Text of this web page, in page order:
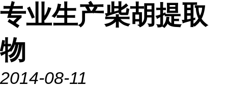
专业生产柴胡提取
物
2014-08-11